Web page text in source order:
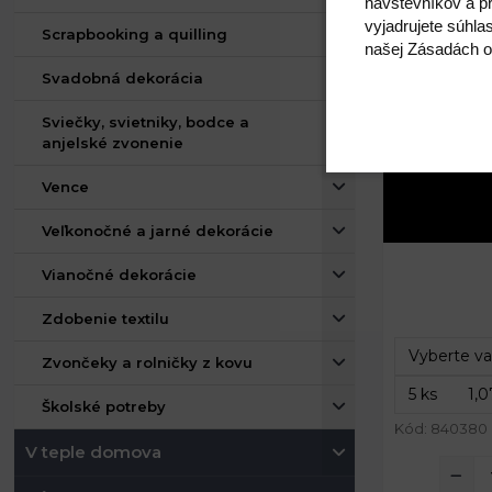
Scrapbooking a quilling
Svadobná dekorácia
Sviečky, svietniky, bodce a
anjelské zvonenie
Vence
Veľkonočné a jarné dekorácie
Vianočné dekorácie
Zdobenie textilu
Zvončeky a rolničky z kovu
Školské potreby
V teple domova
Kód: 840380
vyjadrujete
našej Zásadách